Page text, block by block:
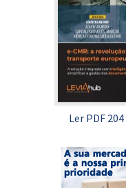
Ler PDF 204